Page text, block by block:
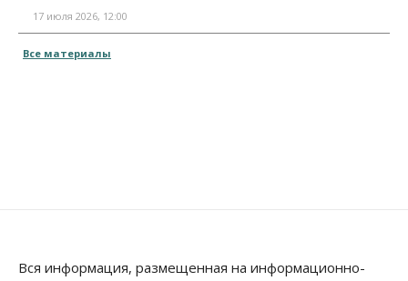
17 июля 2026, 12:00
Все материалы
Вся информация, размещенная на информационно-